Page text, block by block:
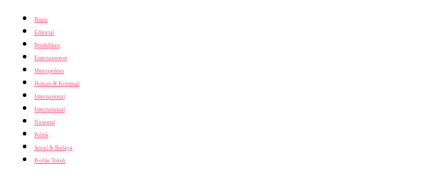
Bisnis
Editorial
Pendidikan
Entertainment
Metropolitan
Hukum & Kriminal
Internasional
Internasional
Nasional
Politik
Sosial & Budaya
Profile Tokoh